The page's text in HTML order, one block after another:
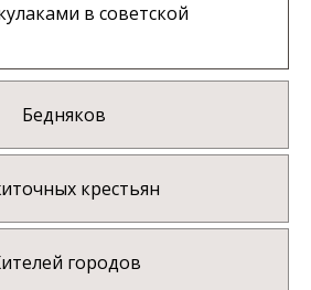
в советской
Бедняков
крестьян
городов